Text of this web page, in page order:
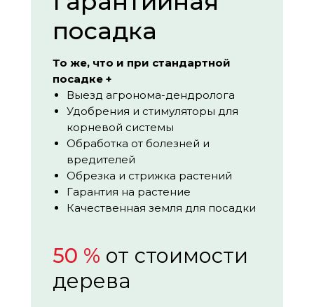
50 % от стоимости
дерева
То же, что и при стандартной
посадке +
Выезд агронома-дендролога
Удобрения и стимуляторы для
корневой системы
Обработка от болезней и
вредителей
Обрезка и стрижка растений
Гарантия на растение
Качественная земля для посадки
посадка